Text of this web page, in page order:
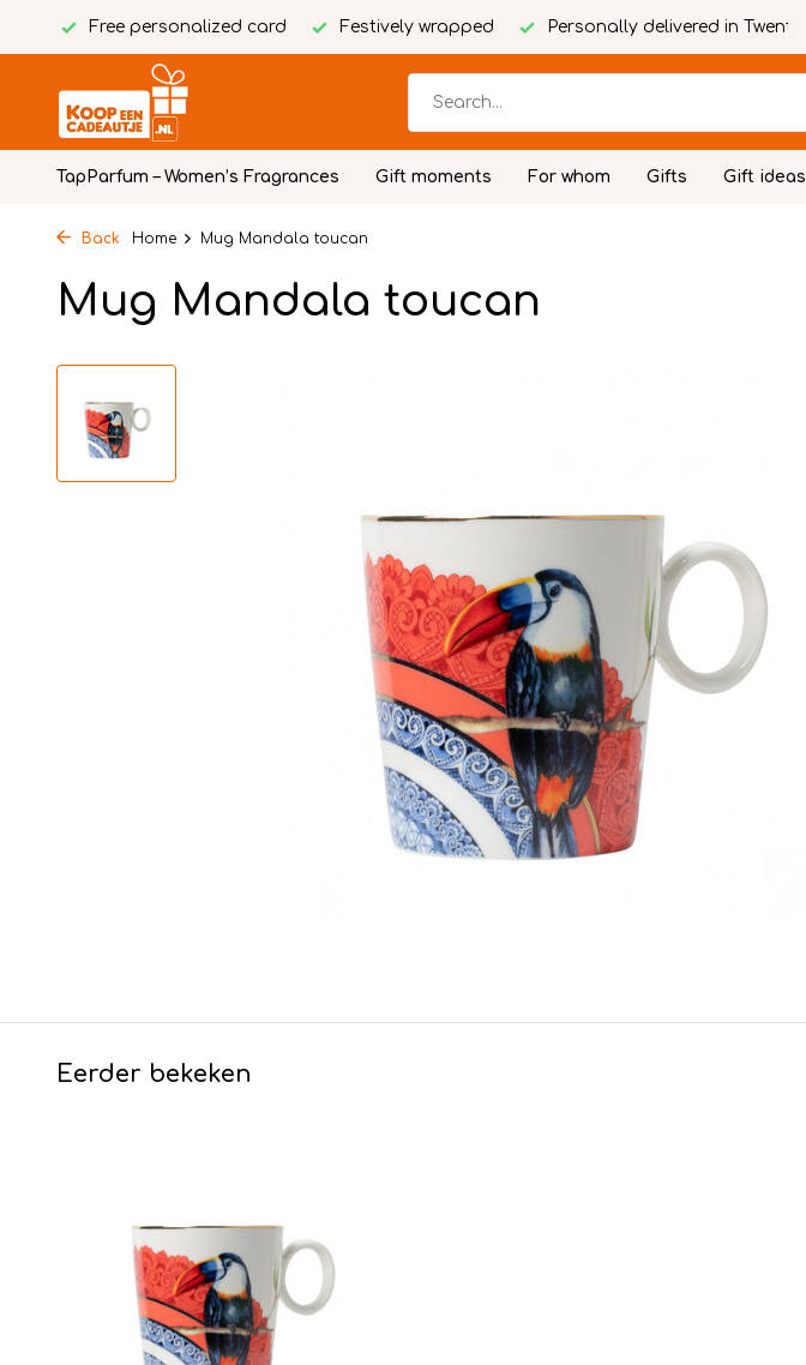
Free personalized card Festively wrapped Personally delivered in Twente
TapParfum – Women’s Fragrances Gift moments For whom Gifts Gift ideas
Back Home Mug Mandala toucan
Mug Mandala toucan
Eerder bekeken